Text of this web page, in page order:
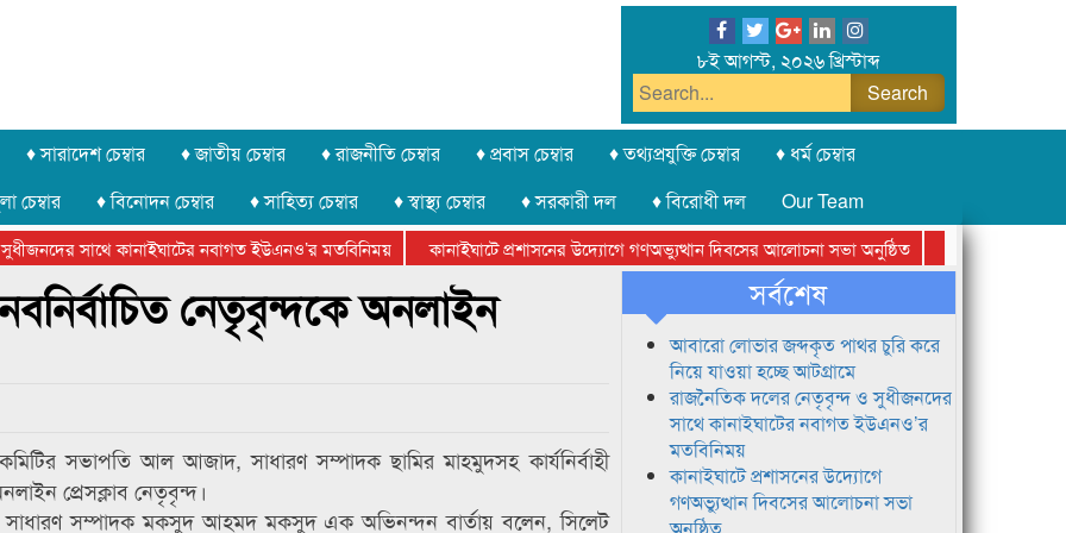
৮ই আগস্ট, ২০২৬ খ্রিস্টাব্দ
♦ সারাদেশ চেম্বার ♦ জাতীয় চেম্বার ♦ রাজনীতি চেম্বার ♦ প্রবাস চেম্বার ♦ তথ্যপ্রযুক্তি চেম্বার
♦ ধর্ম চেম্বার
চেম্বার ♦ বিনোদন চেম্বার ♦ সাহিত্য চেম্বার ♦ স্বাস্থ্য চেম্বার ♦ সরকারী দল ♦ বিরোধী দল
Our Team
সাথে কানাইঘাটের নবাগত ইউএনও’র মতবিনিময় কানাইঘাটে প্রশাসনের উদ্যোগে গণঅভ্যুত্থান দিবসের আলোচনা সভা অনুষ্ঠিত
সিলেট অনলাইন
ফেডারেশানের বিভাগীয় অভিনয় কর্মশালা সম্পন্ননেতৃবৃন্দকে অনলাইন
কমিটির সভাপতি আল আজাদ, সাধারণ সম্পাদক ছামির মাহমুদসহ কার্যনির্বাহী
প্রেসক্লাব নেতৃবৃন্দ।
সাধারণ সম্পাদক মকসুদ আহমদ মকসুদ এক অভিনন্দন বার্তায় বলেন, সিলেট
সর্বশেষ
আবারো লোভার জব্দকৃত পাথর চুরি করে
নিয়ে যাওয়া হচ্ছে আটগ্রামে
রাজনৈতিক দলের নেতৃবৃন্দ ও সুধীজনদের
সাথে কানাইঘাটের নবাগত ইউএনও’র
মতবিনিময়
কানাইঘাটে প্রশাসনের উদ্যোগে
গণঅভ্যুত্থান দিবসের আলোচনা সভা